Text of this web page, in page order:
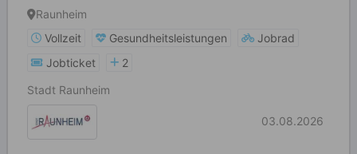
unterstützende Fachkoordination im Bereich
Bildungsförderung
Raunheim
Vollzeit
Gesundheitsleistungen
Jobrad
Jobticket
2
Stadt Raunheim
03.08.2026